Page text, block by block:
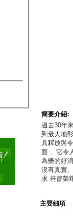
簡要介紹:
過去30年
到最大地
具釋放與
面， 它令
為樂的好
沒有真實
求 基督榮
主要細項